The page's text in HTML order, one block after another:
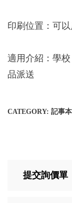
印刷位置：可
適用介紹：學
品派送
CATEGORY: 記事
提交詢價單